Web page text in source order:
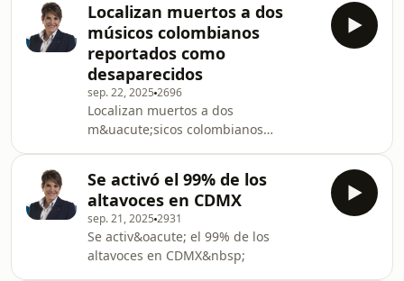
Localizan muertos a dos
músicos colombianos
reportados como
desaparecidos
sep. 22, 2025 2696
Localizan muertos a dos
m&uacute;sicos colombianos
Se activó el 99% de los
altavoces en CDMX
sep. 21, 2025 2931
Se activ&oacute; el 99% de los
altavoces en CDMX&nbsp;